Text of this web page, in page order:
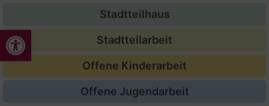
Werkzeugleiste öffnen
Stadtteilhaus
Stadtteilarbeit
Offene Kinderarbeit
Offene Jugendarbeit